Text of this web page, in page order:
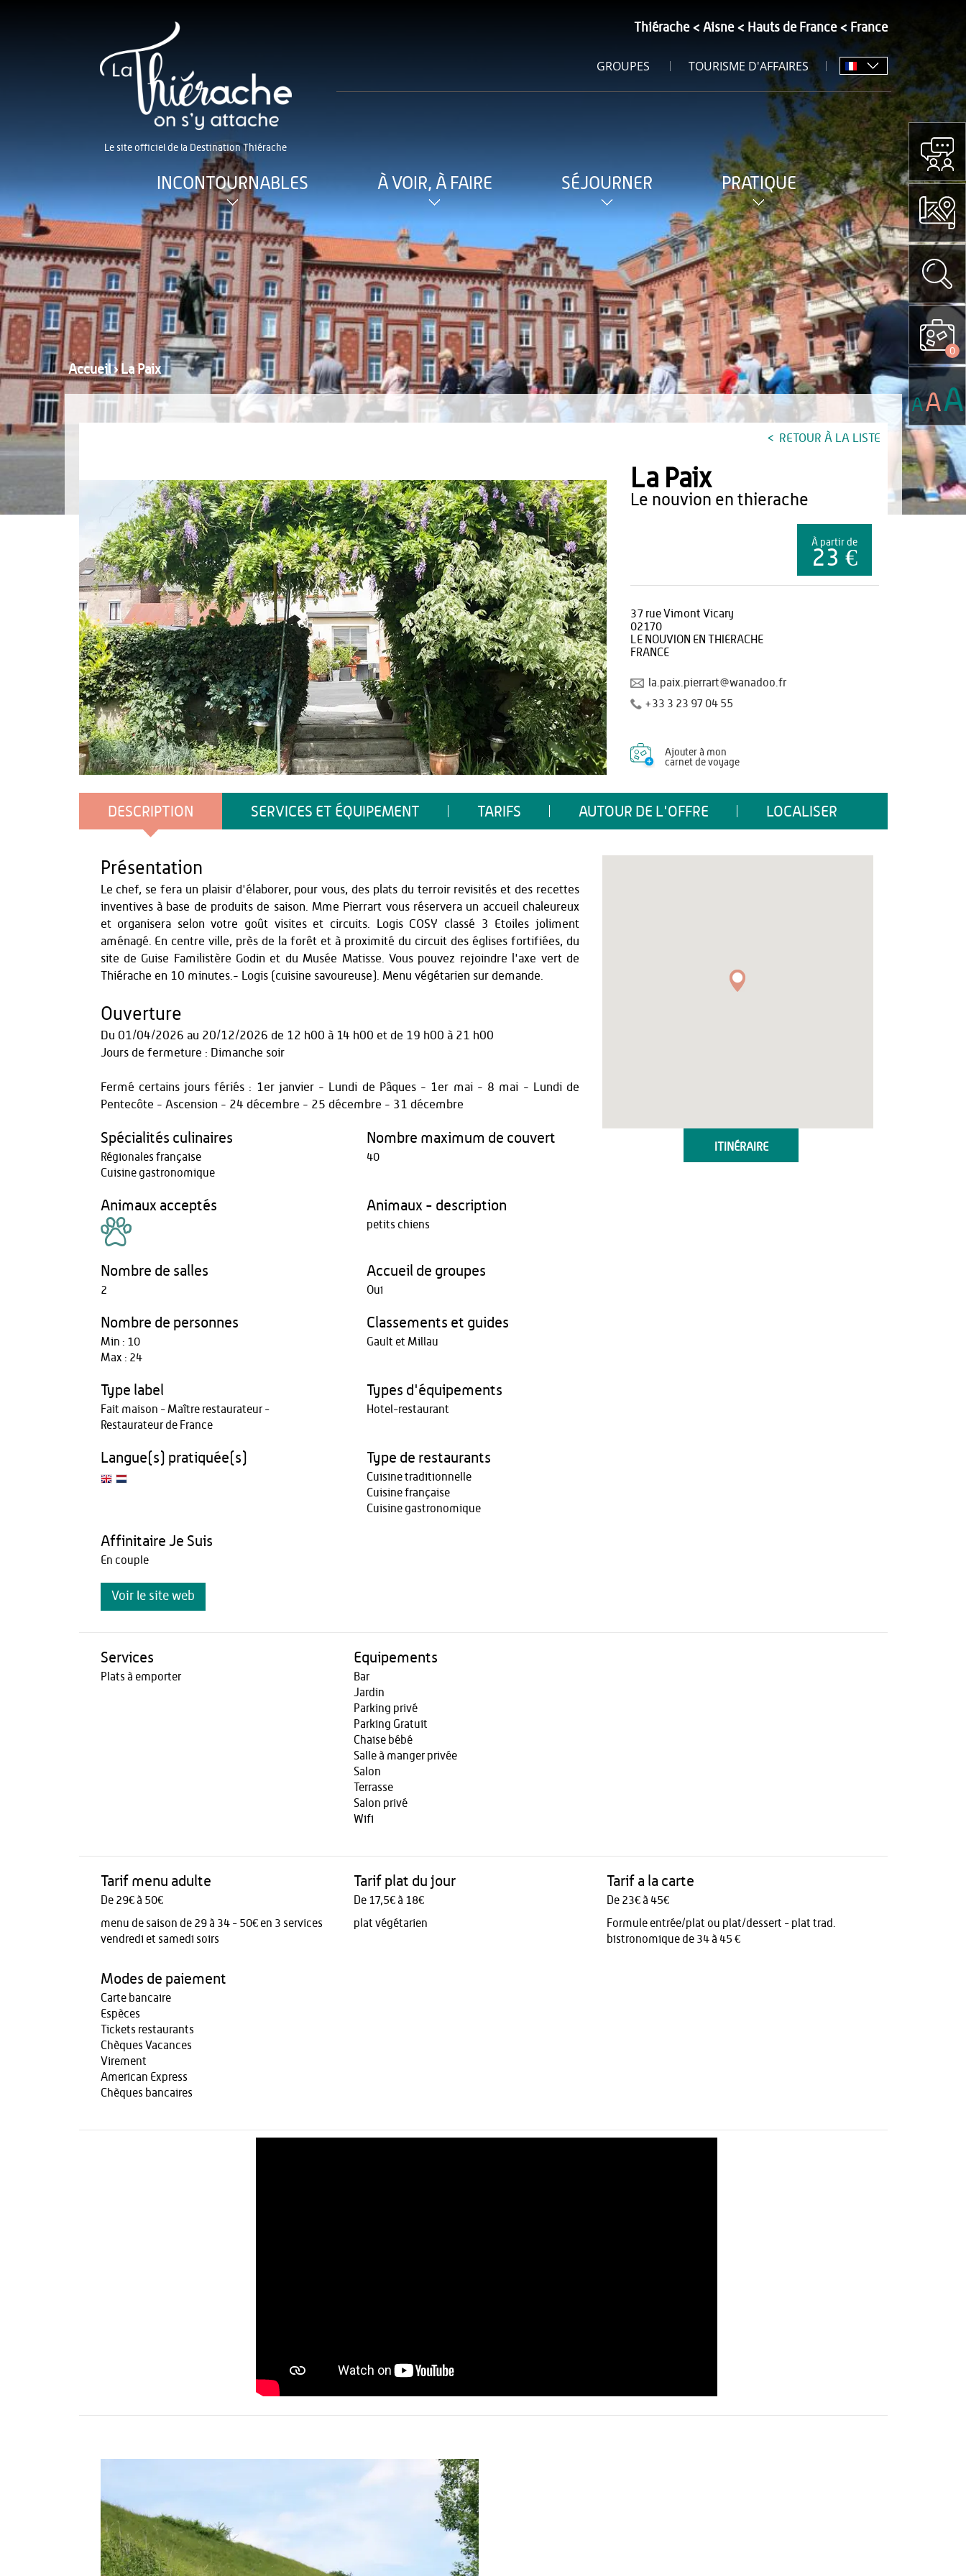
Le site officiel de la Destination Thiérache
Thiérache Aisne Hauts de France France
GROUPES TOURISME D'AFFAIRES
INCONTOURNABLES À VOIR, À FAIRE SÉJOURNER PRATIQUE
Accueil› La Paix
RETOUR À LA LISTE
La Paix
le nouvion en thierache
À partir de
23 €
37 rue Vimont Vicary
02170
LE NOUVION EN THIERACHE
FRANCE
la.paix.pierrart@wanadoo.fr
+33 3 23 97 04 55
Ajouter à mon
carnet de voyage
DESCRIPTION SERVICES ET ÉQUIPEMENT TARIFS AUTOUR DE L'OFFRE LOCALISER
ITINÉRAIRE
Présentation
Le chef, se fera un plaisir d'élaborer, pour vous, des plats du terroir revisités et des recettes
inventives à base de produits de saison. Mme Pierrart vous réservera un accueil chaleureux
et organisera selon votre goût visites et circuits. Logis COSY classé 3 Etoiles joliment
aménagé. En centre ville, près de la forêt et à proximité du circuit des églises fortifiées, du
site de Guise Familistère Godin et du Musée Matisse. Vous pouvez rejoindre l'axe vert de
Thiérache en 10 minutes.- Logis (cuisine savoureuse). Menu végétarien sur demande.
Ouverture
Du 01/04/2026 au 20/12/2026 de 12 h00 à 14 h00 et de 19 h00 à 21 h00
Jours de fermeture : Dimanche soir
Fermé certains jours fériés : 1er janvier - Lundi de Pâques - 1er mai - 8 mai - Lundi de
Pentecôte - Ascension - 24 décembre - 25 décembre - 31 décembre
Spécialités culinaires
Régionales française
Cuisine gastronomique
Nombre maximum de couvert
40
Animaux acceptés Animaux - description
petits chiens
Nombre de salles
2
Accueil de groupes
Oui
Nombre de personnes
Min : 10
Max : 24
Classements et guides
Gault et Millau
Type label
Fait maison - Maître restaurateur -
Restaurateur de France
Types d'équipements
Hotel-restaurant
Langue(s) pratiquée(s) Type de restaurants
Cuisine traditionnelle
Cuisine française
Cuisine gastronomique
Affinitaire Je Suis
En couple
Voir le site web
Services
Plats à emporter
Equipements
Bar
Jardin
Parking privé
Parking Gratuit
Chaise bébé
Salle à manger privée
Salon
Terrasse
Salon privé
Wifi
Tarif menu adulte
De 29€ à 50€
menu de saison de 29 à 34 - 50€ en 3 services
vendredi et samedi soirs
Tarif plat du jour
De 17,5€ à 18€
plat végétarien
Tarif a la carte
De 23€ à 45€
Formule entrée/plat ou plat/dessert - plat trad.
bistronomique de 34 à 45 €
Modes de paiement
Carte bancaire
Espèces
Tickets restaurants
Chèques Vacances
Virement
American Express
Chèques bancaires
0
AAA